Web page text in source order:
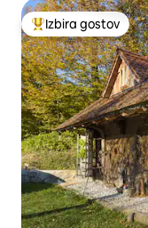
Najbolj priljubljena
Izbira gostov